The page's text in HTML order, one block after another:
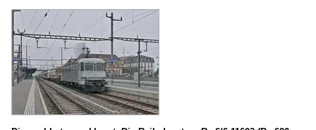
Strecken
210 Lausanne – Yverdon – Neuchâtel – Biel JS>SBB
221 Neuchâtel – Travers – Les-Verrières (– Pontarlier)
305 <220 Bern – Kerzers – Neuenburg/Neuchâtel